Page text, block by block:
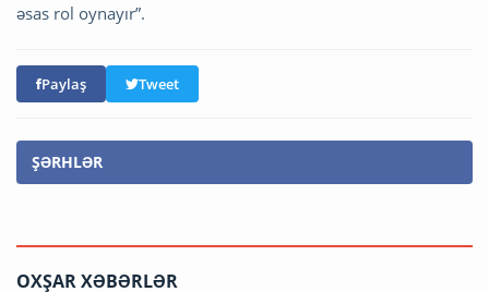
əsas rol oynayır”.
Paylaş Tweet
ŞƏRHLƏR
OXŞAR XƏBƏRLƏR